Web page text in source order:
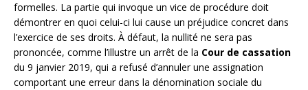
formelles. La partie qui invoque un vice de procédure doit
démontrer en quoi celui-ci lui cause un préjudice concret dans
l’exercice de ses droits. À défaut, la nullité ne sera pas
prononcée, comme l’illustre un arrêt de la Cour de cassation
du 9 janvier 2019, qui a refusé d’annuler une assignation
comportant une erreur dans la dénomination sociale du